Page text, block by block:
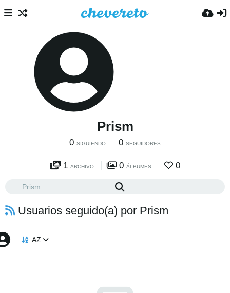
Prism
0 SIGUIENDO 0 SEGUIDORES
1 ARCHIVO 0 ÁLBUMES 0
Usuarios seguido(a) por Prism
AZ